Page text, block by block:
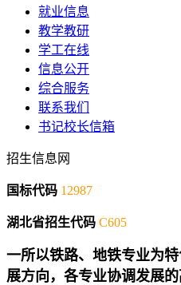
就业信息
教学教研
学工在线
信息公开
综合服务
联系我们
书记校长信箱
招生信息网
国标代码 12987
湖北省招生代码 C605
一所以铁路、地铁专业为
展方向，各专业协调发展